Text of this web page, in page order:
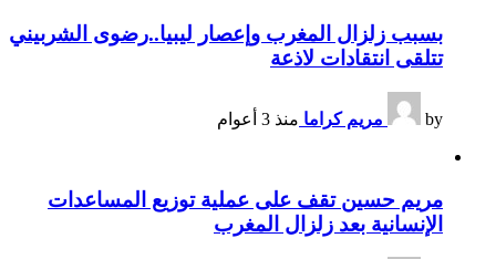
بسبب زلزال المغرب وإعصار ليبيا..رضوى الشربيني
تتلقى انتقادات لاذعة
by مريم كراما منذ 3 أعوام
مريم حسين تقف على عملية توزيع المساعدات
الإنسانية بعد زلزال المغرب